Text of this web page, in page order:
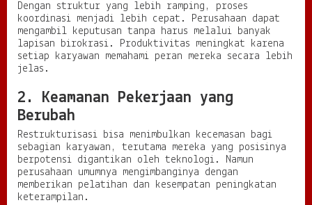
Dengan struktur yang lebih ramping, proses
koordinasi menjadi lebih cepat. Perusahaan dapat
mengambil keputusan tanpa harus melalui banyak
lapisan birokrasi. Produktivitas meningkat karena
setiap karyawan memahami peran mereka secara lebih
jelas.
2. Keamanan Pekerjaan yang
Berubah
Restrukturisasi bisa menimbulkan kecemasan bagi
sebagian karyawan, terutama mereka yang posisinya
berpotensi digantikan oleh teknologi. Namun
perusahaan umumnya mengimbanginya dengan
memberikan pelatihan dan kesempatan peningkatan
keterampilan.